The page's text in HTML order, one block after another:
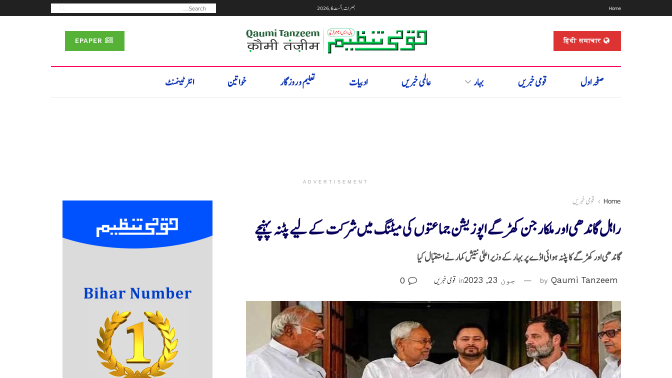
Home جمعرات, اگست 6, 2026
हिंदी समाचार
صفحہ اول قومی خبریں بہار عالمی خبریں ادبیات تعلیم و روزگار خواتین انٹرٹینمنٹ
ADVERTISEMENT
Home قومی خبریں
راہل گاندھی اور ملکارجن کھڑگے اپوزیشن جماعتوں کی میٹنگ میں شرکت کے لیے پٹنہ پہنچے
گاندھی اور کھڑگے کا پٹنہ ہوائی اڈے پر بہار کے وزیر اعلیٰ نتیش کمار نے استقبال کیا
by Qaumi Tanzeem جون 23, 2023 in قومی خبریں